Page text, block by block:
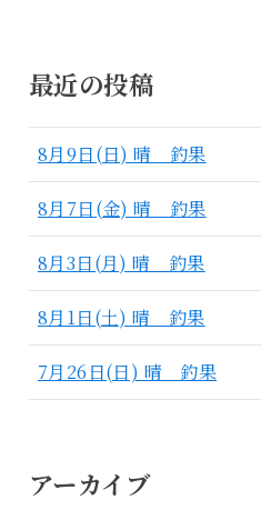
最近の投稿
8月9日(日) 晴 釣果
8月7日(金) 晴 釣果
8月3日(月) 晴 釣果
8月1日(土) 晴 釣果
7月26日(日) 晴 釣果
アーカイブ